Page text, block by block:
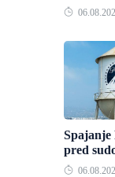
Spajanje
pred